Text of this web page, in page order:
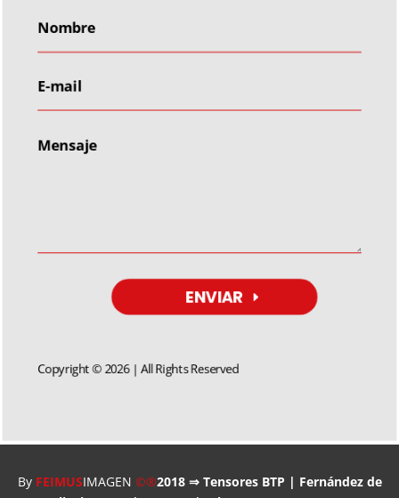
ENVIAR
Copyright © 2026 | All Rights Reserved
By FEIMUSIMAGEN ©®2018 ⇒ Tensores BTP | Fernández de